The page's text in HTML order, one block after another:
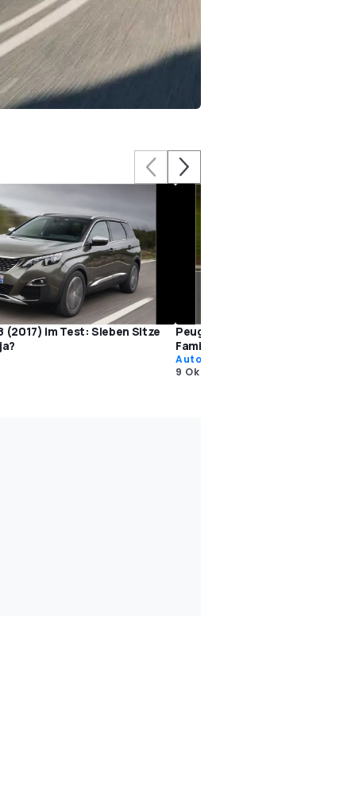
(2017) im Test: Sieben Sitze
Peugeot 5008 (2009) im Test:
Familienfreundlicher Franzose
Auto Tests
9 Okt. 2009